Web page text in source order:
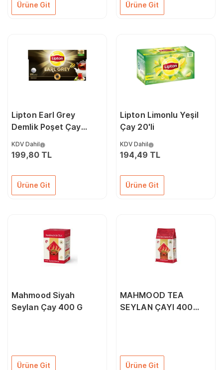
Ürüne Git Ürüne Git
Lipton Earl Grey
Demlik Poşet Çay
KDV Dahil
199,80 TL
Ürüne Git
Lipton Limonlu Yeşil
Çay 20'li
KDV Dahil
194,49 TL
Ürüne Git
Mahmood Siyah
Seylan Çay 400 G
Ürüne Git
MAHMOOD TEA
SEYLAN ÇAYI 400
Ürüne Git